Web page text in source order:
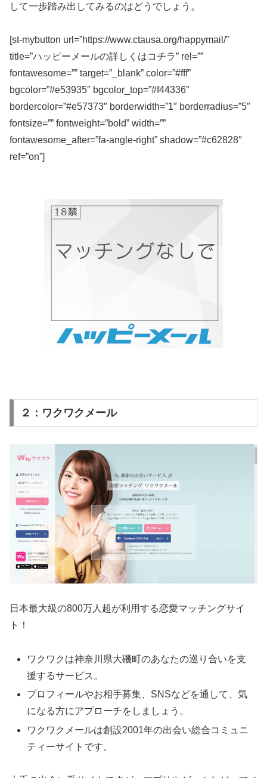
して一歩踏み出してみるのはどうでしょう。
[st-mybutton url=”https://www.ctausa.org/happymail/”
title=”ハッピーメールの詳しくはコチラ” rel=””
fontawesome=”” target=”_blank” color=”#fff”
bgcolor=”#e53935″ bgcolor_top=”#f44336″
bordercolor=”#e57373″ borderwidth=”1″ borderradius=”5″
fontsize=”” fontweight=”bold” width=””
fontawesome_after=”fa-angle-right” shadow=”#c62828″
ref=”on”]
２：ワクワクメール
日本最大級の800万人超が利用する恋愛マッチングサイ
ト！
ワクワクは神奈川県大磯町のあなたの巡り合いを支
援するサービス。
プロフィールやお相手募集、SNSなどを通して、気
になる方にアプローチをしましょう。
ワクワクメールは創設2001年の出会い総合コミュニ
ティーサイトです。